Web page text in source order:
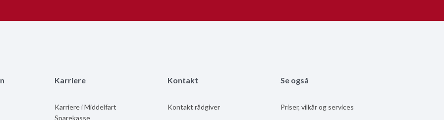
Karriere
Karriere i Middelfart
Sparekasse
Kontakt
Kontakt rådgiver
Se også
Priser, vilkår og services